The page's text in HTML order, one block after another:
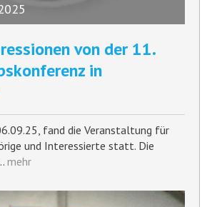
von der 11.
in
fand die Veranstaltung für
und Interessierte statt. Die
mehr